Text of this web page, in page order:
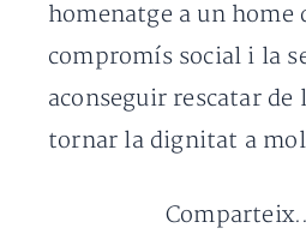
homenatge a un home
compromís social i la
aconseguir rescatar
tornar la dignitat a